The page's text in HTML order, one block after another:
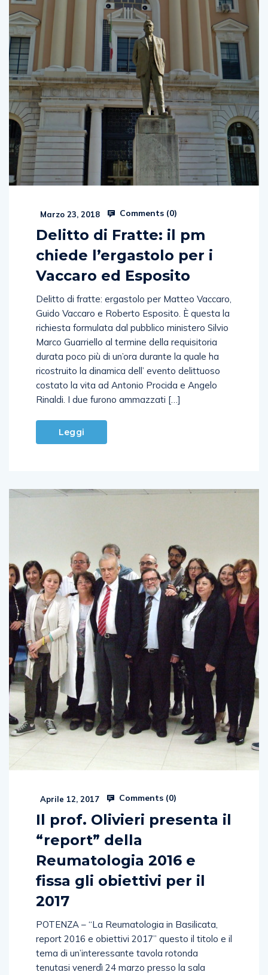
Marzo 23, 2018 Comments (0)
Delitto di Fratte: il pm
chiede l’ergastolo per i
Vaccaro ed Esposito
Delitto di fratte: ergastolo per Matteo Vaccaro,
Guido Vaccaro e Roberto Esposito. È questa la
richiesta formulata dal pubblico ministero Silvio
Marco Guarriello al termine della requisitoria
durata poco più di un’ora durante la quale ha
ricostruito la dinamica dell’ evento delittuoso
costato la vita ad Antonio Procida e Angelo
Rinaldi. I due furono ammazzati […]
Leggi
Aprile 12, 2017 Comments (0)
Il prof. Olivieri presenta il
“report” della
Reumatologia 2016 e
fissa gli obiettivi per il
2017
POTENZA – “La Reumatologia in Basilicata,
report 2016 e obiettivi 2017” questo il titolo e il
tema di un’interessante tavola rotonda
tenutasi venerdì 24 marzo presso la sala